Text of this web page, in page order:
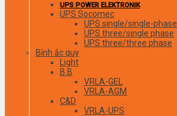
UPS POWER ELEKTRONIK
UPS Socomec
UPS single/single-phase
UPS three/single phase
UPS three/three phase
Bình ắc quy
Light
B.B
VRLA-GEL
VRLA-AGM
C&D
VRLA-UPS